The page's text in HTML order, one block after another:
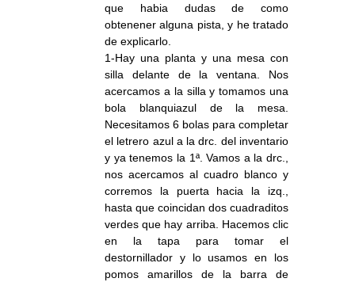
que habia dudas de como
obtenener alguna pista, y he tratado
de explicarlo.
1-Hay una planta y una mesa con
silla delante de la ventana. Nos
acercamos a la silla y tomamos una
bola blanquiazul de la mesa.
Necesitamos 6 bolas para completar
el letrero azul a la drc. del inventario
y ya tenemos la 1ª. Vamos a la drc.,
nos acercamos al cuadro blanco y
corremos la puerta hacia la izq.,
hasta que coincidan dos cuadraditos
verdes que hay arriba. Hacemos clic
en la tapa para tomar el
destornillador y lo usamos en los
pomos amarillos de la barra de